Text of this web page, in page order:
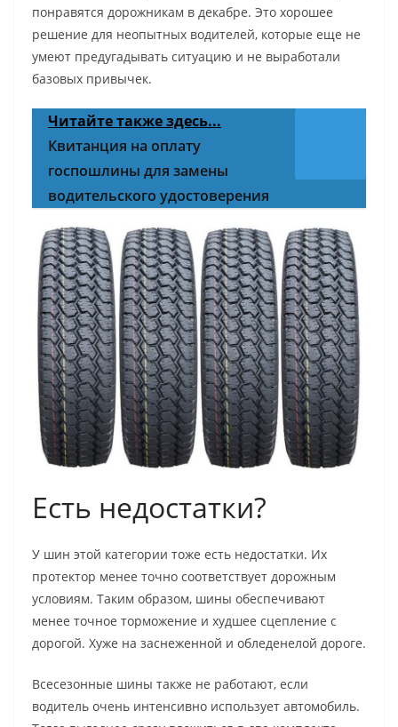
понравятся дорожникам в декабре. Это хорошее
решение для неопытных водителей, которые еще не
умеют предугадывать ситуацию и не выработали
базовых привычек.
Читайте также здесь...
Квитанция на оплату
госпошлины для замены
водительского удостоверения
Есть недостатки?
У шин этой категории тоже есть недостатки. Их
протектор менее точно соответствует дорожным
условиям. Таким образом, шины обеспечивают
менее точное торможение и худшее сцепление с
дорогой. Хуже на заснеженной и обледенелой дороге.
Всесезонные шины также не работают, если
водитель очень интенсивно использует автомобиль.